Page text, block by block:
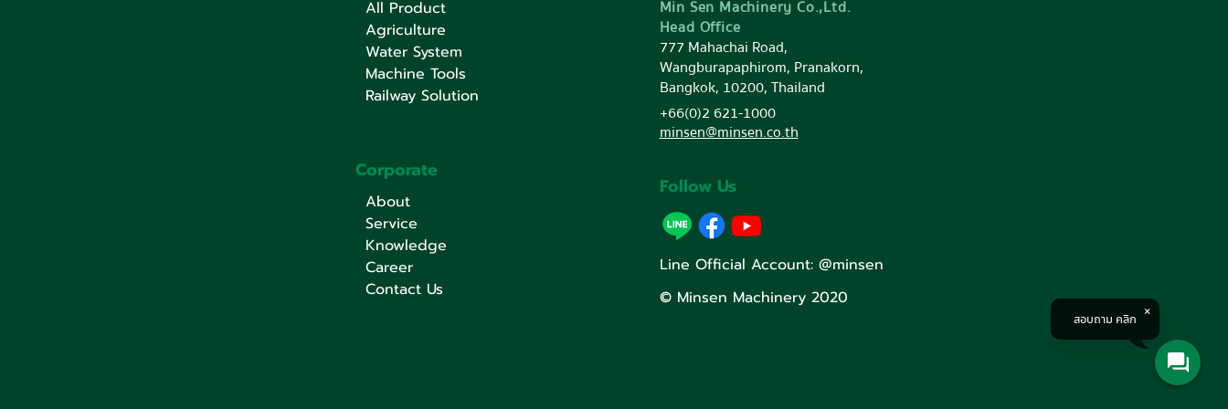
All Product
Agriculture
Water System
Machine Tools
Railway Solution
Corporate
About
Service
Knowledge
Career
Contact Us
Min Sen Machinery Co.,Ltd.
Head Office
777 Mahachai Road,
Wangburapaphirom, Pranakorn,
Bangkok, 10200, Thailand
+66(0)2 621-1000
minsen@minsen.co.th
Follow Us
Line Official Account: @minsen
© Minsen Machinery 2020
สอบถาม คลิก